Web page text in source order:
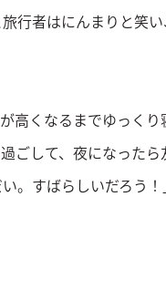
行者はにんまりと笑い
高くなるまでゆっく
ごして、夜になったら
。すばらしいだろう！